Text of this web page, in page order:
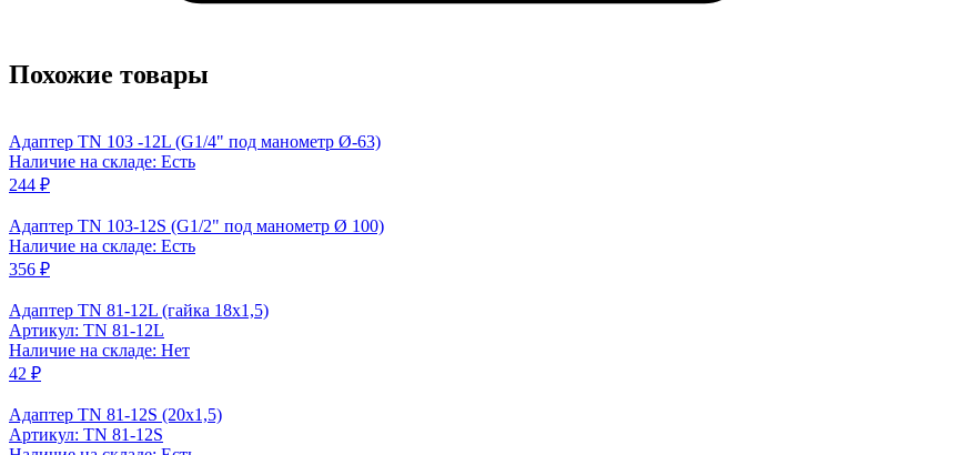
Похожие товары
Адаптер TN 103 -12L (G1/4" под манометр Ø-63)
Наличие на складе: Есть
244 ₽
Адаптер TN 103-12S (G1/2" под манометр Ø 100)
Наличие на складе: Есть
356 ₽
Адаптер TN 81-12L (гайка 18x1,5)
Артикул: TN 81-12L
Наличие на складе: Нет
42 ₽
Адаптер TN 81-12S (20x1,5)
Артикул: TN 81-12S